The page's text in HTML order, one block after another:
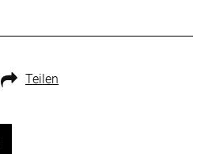
Teilen